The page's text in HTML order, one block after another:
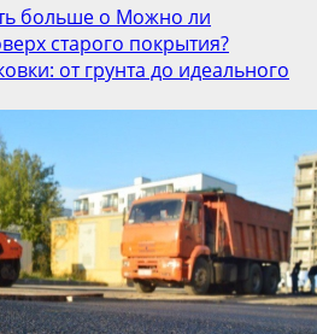
больше о Можно ли
старого покрытия?
от грунта до идеального